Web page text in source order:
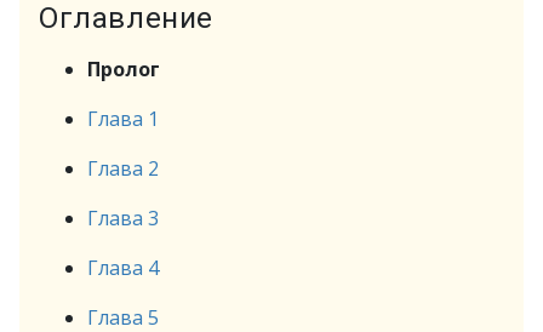
Оглавление
Пролог
Глава 1
Глава 2
Глава 3
Глава 4
Глава 5